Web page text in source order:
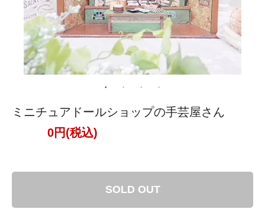
ミニチュアドールショップの手芸屋さん
0円(税込)
SOLD OUT